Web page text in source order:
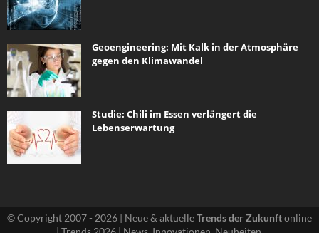
Geoengineering: Mit Kalk in der Atmosphäre
gegen den Klimawandel
Studie: Chili im Essen verlängert die
Lebenserwartung
© Copyright 2007 - 2026 | Neue & aktuelleTrends der Zukunftonline